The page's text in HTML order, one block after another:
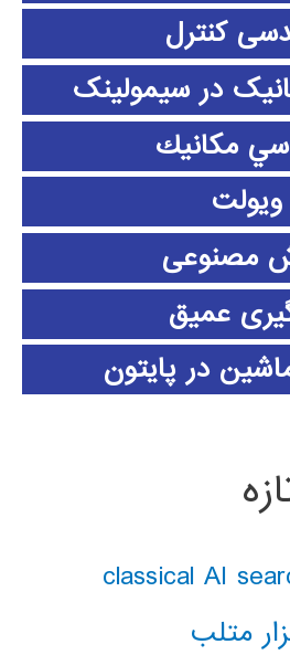
کنترل
در سیمولینک
مكانيك
ویولت
مصنوعی
عمیق
در پایتون
متلب